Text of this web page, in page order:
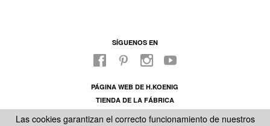
SÍGUENOS EN
PÁGINA WEB DE H.KOENIG
TIENDA DE LA FÁBRICA
Las cookies garantizan el correcto funcionamiento de nuestros